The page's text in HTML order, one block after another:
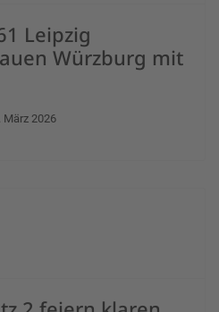
Leipzig
Würzburg mit
März 2026